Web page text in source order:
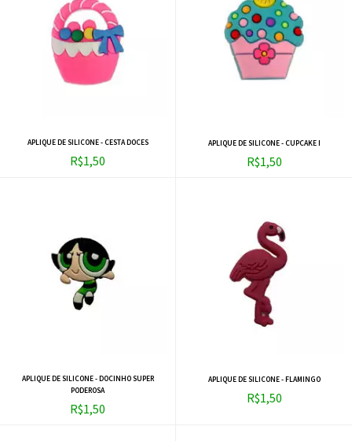
APLIQUE DE SILICONE - CESTA DOCES
R$1,50
APLIQUE DE SILICONE - CUPCAKE I
R$1,50
APLIQUE DE SILICONE - DOCINHO SUPER
PODEROSA
R$1,50
APLIQUE DE SILICONE - FLAMINGO
R$1,50